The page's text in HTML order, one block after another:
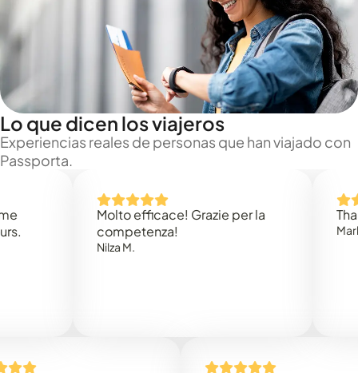
Lo que dicen los viajeros
Experiencias reales de personas que han viajado con
Passporta.
Molto efficace! Grazie per la
competenza!
Thank
Mark N.